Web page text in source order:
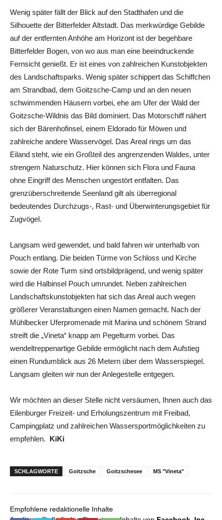
Wenig später fällt der Blick auf den Stadthafen und die
Silhouette der Bitterfelder Altstadt. Das merkwürdige Gebilde
auf der entfernten Anhöhe am Horizont ist der begehbare
Bitterfelder Bogen, von wo aus man eine beeindruckende
Fernsicht genießt. Er ist eines von zahlreichen Kunstobjekten
des Landschaftsparks. Wenig später schippert das Schiffchen
am Strandbad, dem Goitzsche-Camp und an den neuen
schwimmenden Häusern vorbei, ehe am Ufer der Wald der
Goitzsche-Wildnis das Bild dominiert. Das Motorschiff nähert
sich der Bärenhofinsel, einem Eldorado für Möwen und
zahlreiche andere Wasservögel. Das Areal rings um das
Eiland steht, wie ein Großteil des angrenzenden Waldes, unter
strengem Naturschutz. Hier können sich Flora und Fauna
ohne Eingriff des Menschen ungestört entfalten. Das
grenzüberschreitende Seenland gilt als überregional
bedeutendes Durchzugs-, Rast- und Überwinterungsgebiet für
Zugvögel.
Langsam wird gewendet, und bald fahren wir unterhalb von
Pouch entlang. Die beiden Türme von Schloss und Kirche
sowie der Rote Turm sind ortsbildprägend, und wenig später
wird die Halbinsel Pouch umrundet. Neben zahlreichen
Landschaftskunstobjekten hat sich das Areal auch wegen
größerer Veranstaltungen einen Namen gemacht. Nach der
Mühlbecker Uferpromenade mit Marina und schönem Strand
streift die „Vineta“ knapp am Pegelturm vorbei. Das
wendeltreppenartige Gebilde ermöglicht nach dem Aufstieg
einen Rundumblick aus 26 Metern über dem Wasserspiegel.
Langsam gleiten wir nun der Anlegestelle entgegen.
Wir möchten an dieser Stelle nicht versäumen, Ihnen auch das
Eilenburger Freizeit- und Erholungszentrum mit Freibad,
Campingplatz und zahlreichen Wassersportmöglichkeiten zu
empfehlen. KiKi
SCHLAGWORTE Goitzsche Goitzschesee MS "Vineta"
Empfohlene redaktionelle Inhalte